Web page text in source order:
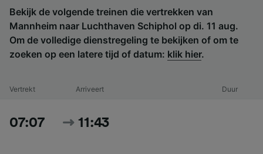
Bekijk de volgende treinen die vertrekken van
Mannheim naar Luchthaven Schiphol op di. 11 aug.
Om de volledige dienstregeling te bekijken of om te
zoeken op een latere tijd of datum: klik hier.
Vertrekt Arriveert Duur
07:07 11:43